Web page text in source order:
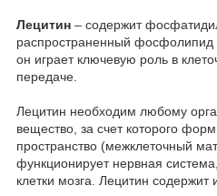
Лецитин – содержит
распространенный фосфолипид
он играет ключевую роль в
передаче.
Лецитин необходим любому
вещество, за счет которого
пространство (межклеточный
функционирует нервная
клетки мозга. Лецитин содержит